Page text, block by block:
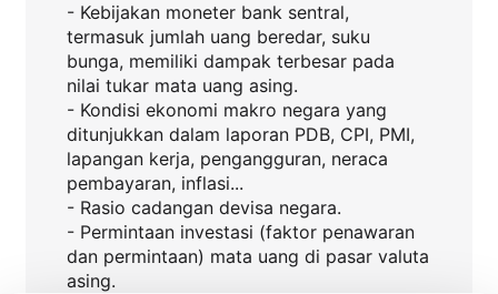
- Kebijakan moneter bank sentral,
termasuk jumlah uang beredar, suku
bunga, memiliki dampak terbesar pada
nilai tukar mata uang asing.
- Kondisi ekonomi makro negara yang
ditunjukkan dalam laporan PDB, CPI, PMI,
lapangan kerja, pengangguran, neraca
pembayaran, inflasi...
- Rasio cadangan devisa negara.
- Permintaan investasi (faktor penawaran
dan permintaan) mata uang di pasar valuta
asing.